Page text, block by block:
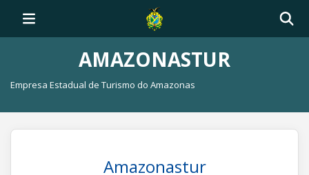
AMAZONASTUR
Empresa Estadual de Turismo do Amazonas
Amazonastur